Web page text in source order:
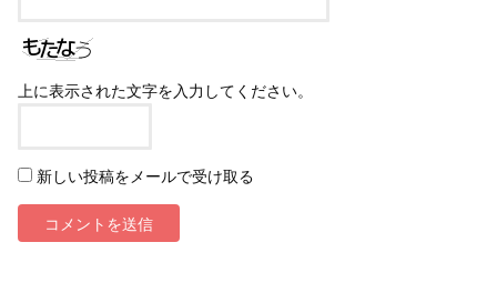
上に表示された文字を入力してください。
新しい投稿をメールで受け取る